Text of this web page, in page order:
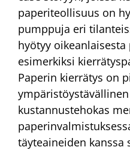
paperiteollisuus on
pumppuja eri
hyötyy
esimerkiksi
Paperin kierrätys on
kustannustehokas
täyteaineiden kanssa